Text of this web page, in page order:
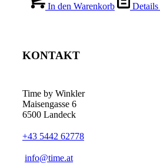
In den Warenkorb Details
KONTAKT
Time by Winkler
Maisengasse 6
6500 Landeck
+43 5442 62778
­info@time.at